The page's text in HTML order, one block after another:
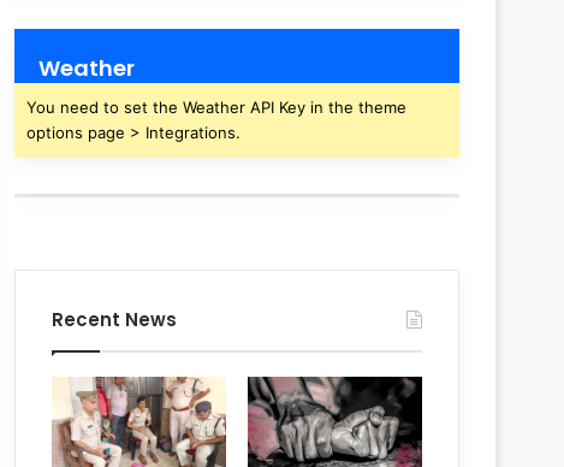
Weather
You need to set the Weather API Key in the theme
options page > Integrations.
Recent News